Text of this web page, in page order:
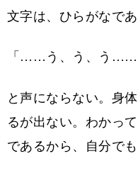
文字は、ひらがなであ
「……う、う、う……
と声にならない。身
るが出ない。わかっ
であるから、自分で